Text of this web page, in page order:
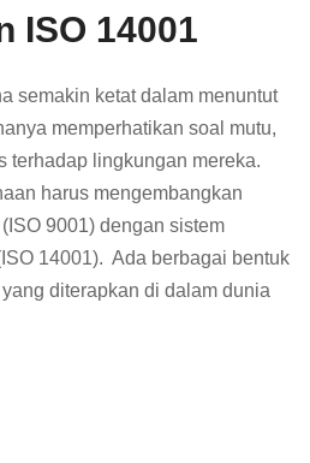
ISO 14001
semakin ketat dalam menuntut
memperhatikan soal mutu,
terhadap lingkungan mereka.
harus mengembangkan
9001) dengan sistem
14001). Ada berbagai bentuk
diterapkan di dalam dunia